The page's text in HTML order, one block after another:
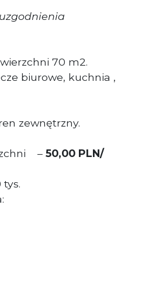
70 m2.
biurowe, kuchnia ,
zewnętrzny.
– 50,00 PLN/
tys.